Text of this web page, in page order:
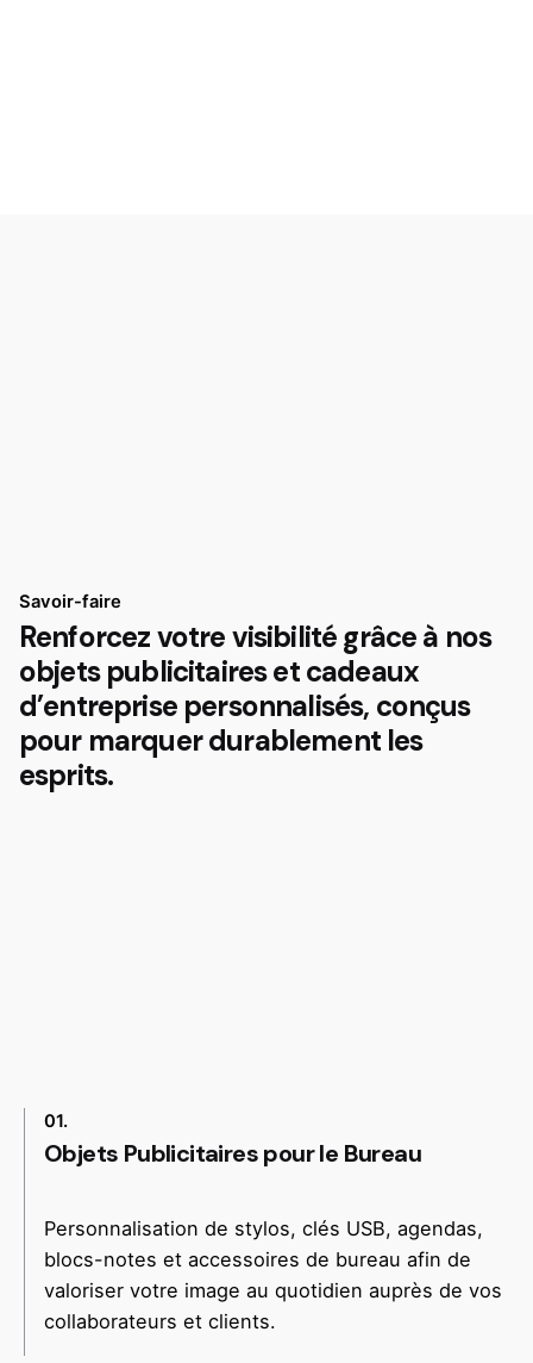
Savoir-faire
Renforcez votre visibilité grâce à nos
objets publicitaires et cadeaux
d’entreprise personnalisés, conçus
pour marquer durablement les
esprits.
01.
Objets Publicitaires pour le Bureau
Personnalisation de stylos, clés USB, agendas,
blocs-notes et accessoires de bureau afin de
valoriser votre image au quotidien auprès de vos
collaborateurs et clients.